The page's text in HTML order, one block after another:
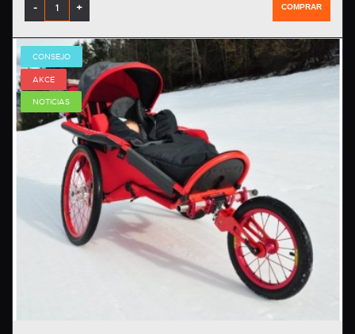
- + COMPRAR
CONSEJO
AKCE
NOTICIAS